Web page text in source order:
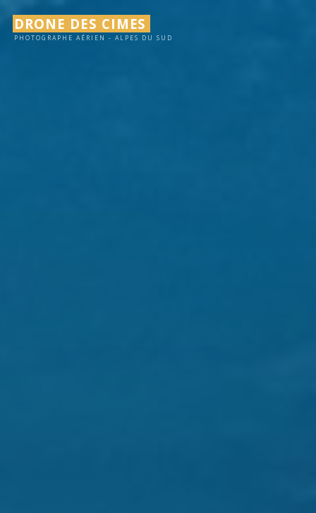
contenu
DRONE DES CIMES
PHOTOGRAPHE AÉRIEN - ALPES DU SUD